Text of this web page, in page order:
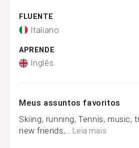
FLUENTE
Italiano
APRENDE
Inglês
Meus assuntos favoritos
Skiing, running, Tennis, music,
new friends,...Leia mais